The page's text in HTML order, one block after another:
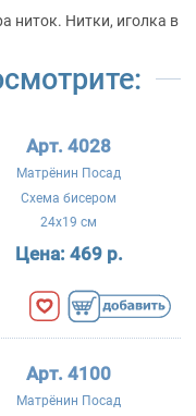
ниток. Нитки, иголка в
Арт. 4028
Матрёнин Посад
Схема бисером
24x19 см
Цена: 469 р.
Арт. 4100
Матрёнин Посад